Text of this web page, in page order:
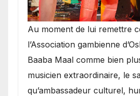
​Au moment de lui remettre
l’Association gambienne
Baaba Maal comme bien
musicien extraordinaire, le
qu’ambassadeur culturel,